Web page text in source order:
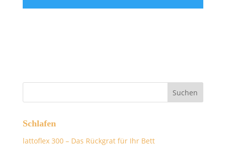
Schlafen
lattoflex 300 – Das Rückgrat für Ihr Bett